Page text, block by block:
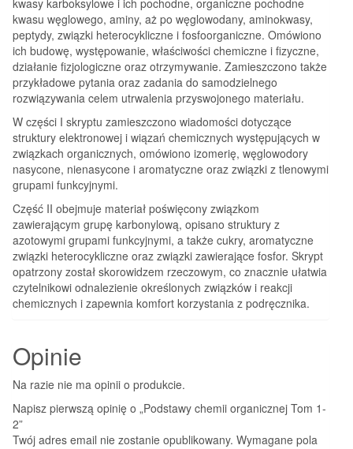
kwasu węglowego, aminy, aż po węglowodany, aminokwasy,
peptydy, związki heterocykliczne i fosfoorganiczne. Omówiono
ich budowę, występowanie, właściwości chemiczne i fizyczne,
działanie fizjologiczne oraz otrzymywanie. Zamieszczono także
przykładowe pytania oraz zadania do samodzielnego
rozwiązywania celem utrwalenia przyswojonego materiału.
W części I skryptu zamieszczono wiadomości dotyczące
struktury elektronowej i wiązań chemicznych występujących w
związkach organicznych, omówiono izomerię, węglowodory
nasycone, nienasycone i aromatyczne oraz związki z tlenowymi
grupami funkcyjnymi.
Część II obejmuje materiał poświęcony związkom
zawierającym grupę karbonylową, opisano struktury z
azotowymi grupami funkcyjnymi, a także cukry, aromatyczne
związki heterocykliczne oraz związki zawierające fosfor. Skrypt
opatrzony został skorowidzem rzeczowym, co znacznie ułatwia
czytelnikowi odnalezienie określonych związków i reakcji
chemicznych i zapewnia komfort korzystania z podręcznika.
Opinie
Na razie nie ma opinii o produkcie.
Napisz pierwszą opinię o „Podstawy chemii organicznej Tom 1-
2”
Twój adres email nie zostanie opublikowany. Wymagane pola